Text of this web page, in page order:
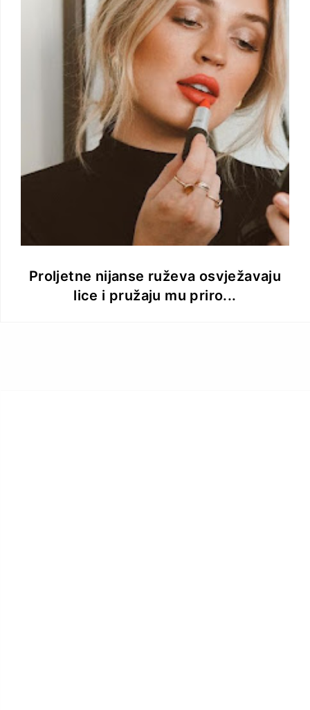
Proljetne nijanse ruževa osvježavaju
lice i pružaju mu priro...